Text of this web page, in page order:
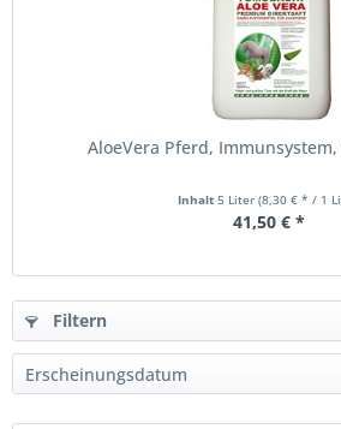
AloeVera Pferd,
Inhalt 5 Liter (8,30 € * / 1
41,50 € *
Filtern